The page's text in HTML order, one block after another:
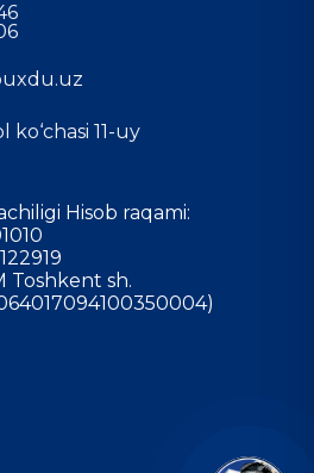
11-uy
Hisob raqami:
Toshkent sh.